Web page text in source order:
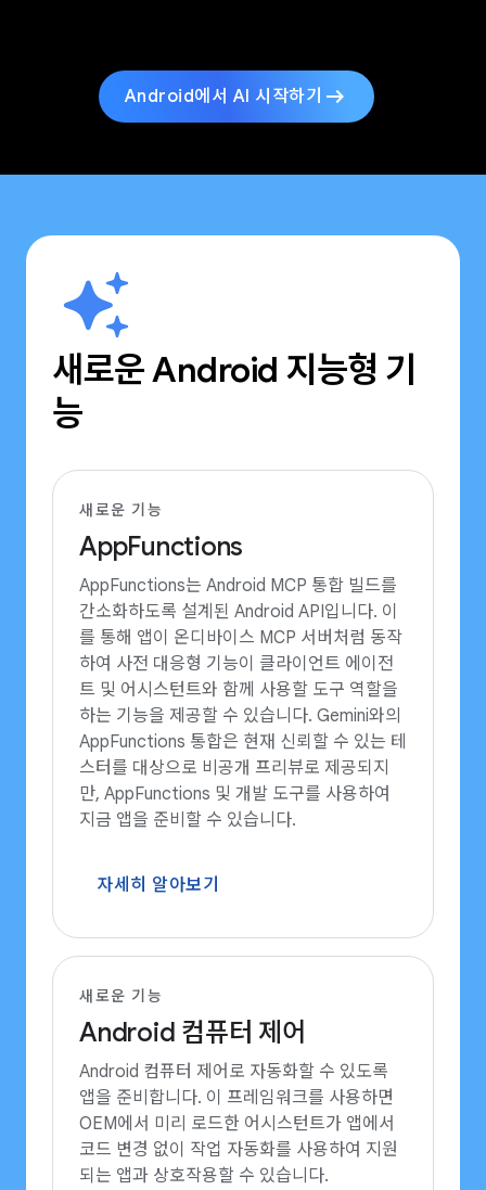
Android에서 AI 시작하기 arrow_right_alt
새로운 Android 지능형 기
능
새로운 기능
AppFunctions
AppFunctions는 Android MCP 통합 빌드를
간소화하도록 설계된 Android API입니다. 이
를 통해 앱이 온디바이스 MCP 서버처럼 동작
하여 사전 대응형 기능이 클라이언트 에이전
트 및 어시스턴트와 함께 사용할 도구 역할을
하는 기능을 제공할 수 있습니다. Gemini와의
AppFunctions 통합은 현재 신뢰할 수 있는 테
스터를 대상으로 비공개 프리뷰로 제공되지
만, AppFunctions 및 개발 도구를 사용하여
지금 앱을 준비할 수 있습니다.
자세히 알아보기
새로운 기능
Android 컴퓨터 제어
Android 컴퓨터 제어로 자동화할 수 있도록
앱을 준비합니다. 이 프레임워크를 사용하면
OEM에서 미리 로드한 어시스턴트가 앱에서
코드 변경 없이 작업 자동화를 사용하여 지원
되는 앱과 상호작용할 수 있습니다.